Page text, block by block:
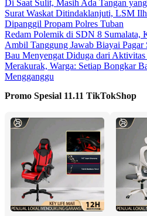
Di Saat Sulit, Masih Ada Tangan
Surat Waskat Ditindaklanjuti, LSM
Dipanggil Propam Polres Tuban
Redam Polemik di SDN 8
Ambil Tanggung Jawab Biayai Pagar
Bau Menyengat Diduga dari
Merakurak, Warga: Setiap Bongkar
Mengganggu
Promo Spesial 11.11 TikTokShop